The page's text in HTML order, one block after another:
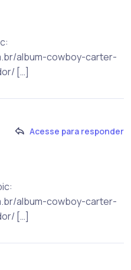
album-cowboy-carter-
[…]
Acesse para responder
album-cowboy-carter-
[…]